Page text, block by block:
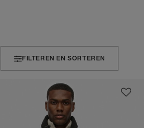
FILTEREN EN SORTEREN